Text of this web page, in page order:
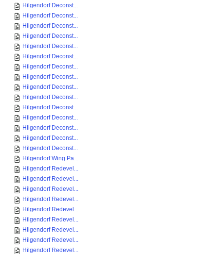
Hilgendorf Deconst...
Hilgendorf Deconst...
Hilgendorf Deconst...
Hilgendorf Deconst...
Hilgendorf Deconst...
Hilgendorf Deconst...
Hilgendorf Deconst...
Hilgendorf Deconst...
Hilgendorf Deconst...
Hilgendorf Deconst...
Hilgendorf Deconst...
Hilgendorf Deconst...
Hilgendorf Deconst...
Hilgendorf Deconst...
Hilgendorf Deconst...
Hilgendorf Wing Pa...
Hilgendorf Redevel...
Hilgendorf Redevel...
Hilgendorf Redevel...
Hilgendorf Redevel...
Hilgendorf Redevel...
Hilgendorf Redevel...
Hilgendorf Redevel...
Hilgendorf Redevel...
Hilgendorf Redevel...